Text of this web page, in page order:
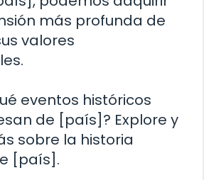
más profunda de
valores
eventos históricos
de [país]? Explore y
sobre la historia
[país].